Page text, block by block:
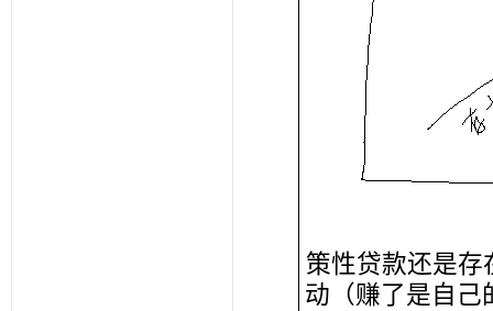
策性贷款还是存
动（赚了是自己